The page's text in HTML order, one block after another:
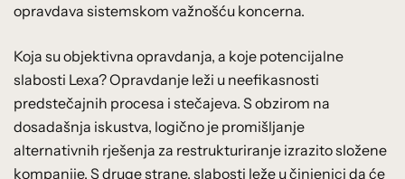
opravdava sistemskom važnošću koncerna.
Koja su objektivna opravdanja, a koje potencijalne
slabosti Lexa? Opravdanje leži u neefikasnosti
predstečajnih procesa i stečajeva. S obzirom na
dosadašnja iskustva, logično je promišljanje
alternativnih rješenja za restrukturiranje izrazito složene
kompanije. S druge strane, slabosti leže u činjenici da će